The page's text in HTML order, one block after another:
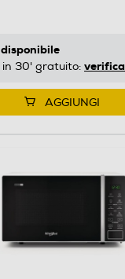
disponibile
in 30' gratuito: verifica
AGGIUNGI